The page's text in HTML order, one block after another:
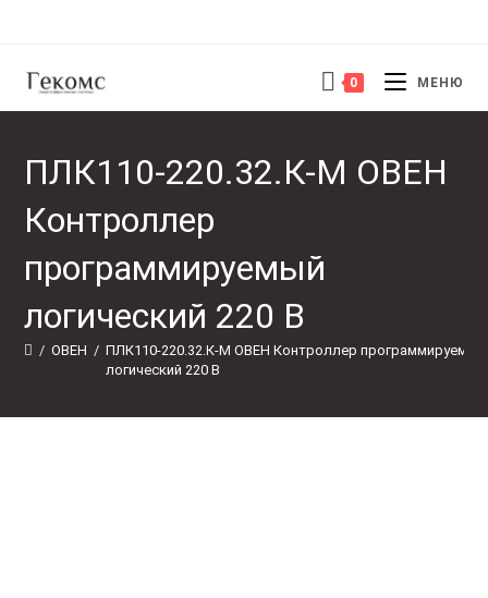
0 МЕНЮ
ПЛК110-220.32.К-М ОВЕН
Контроллер
программируемый
логический 220 В
/ ОВЕН / ПЛК110-220.32.К-М ОВЕН Контроллер
логический 220 В